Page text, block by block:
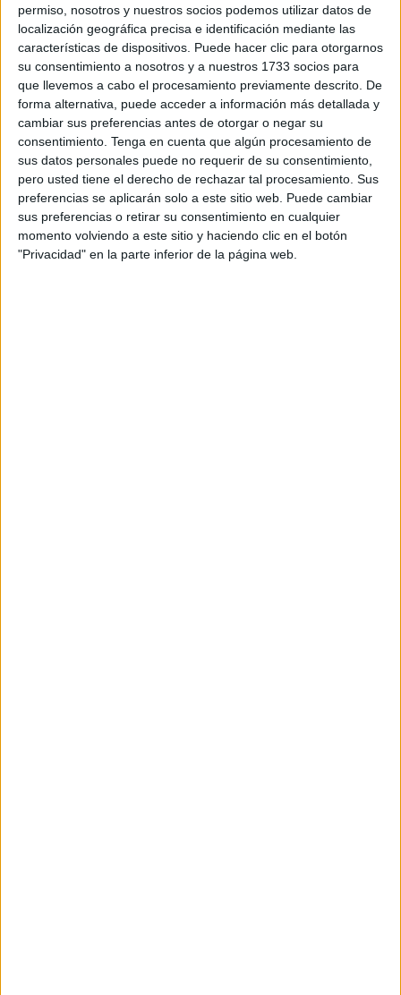
permiso, nosotros y nuestros socios podemos utilizar datos de
localización geográfica precisa e identificación mediante las
características de dispositivos. Puede hacer clic para otorgarnos
su consentimiento a nosotros y a nuestros 1733 socios para
que llevemos a cabo el procesamiento previamente descrito. De
forma alternativa, puede acceder a información más detallada y
cambiar sus preferencias antes de otorgar o negar su
consentimiento. Tenga en cuenta que algún procesamiento de
sus datos personales puede no requerir de su consentimiento,
pero usted tiene el derecho de rechazar tal procesamiento. Sus
preferencias se aplicarán solo a este sitio web. Puede cambiar
sus preferencias o retirar su consentimiento en cualquier
momento volviendo a este sitio y haciendo clic en el botón
"Privacidad" en la parte inferior de la página web.
Cuela y diluye 1 parte del concentrado en 3-4 partes de
agua para usar como limpiador aromático o
desengrasante ligero.
Tip rápido: Frota el interior de la cáscara con unas
gotas de limón sobre acero inoxidable o griferías y
pasa un paño con vinagre diluido para retirar residuos.
SUPERFICIES DONDE FUNCIONA Y PRECAUCIONES
Ideal para: vidrio, cerámica, azulejos y acero
inoxidable.